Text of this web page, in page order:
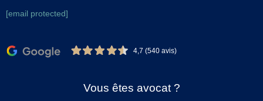
[email protected]
4,7 (540 avis)
Vous êtes avocat ?